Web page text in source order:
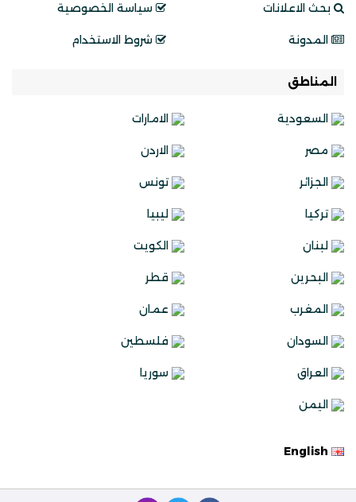
بحث الاعلانات
المدونة
سياسة الخصوصية
شروط الاستخدام
المناطق
السعودية الامارات
مصر الاردن
الجزائر تونس
تركيا ليبيا
لبنان الكويت
البحرين قطر
المغرب عمان
السودان فلسطين
العراق سوريا
اليمن